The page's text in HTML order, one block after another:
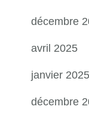
décembre
avril 2025
janvier 2025
décembre